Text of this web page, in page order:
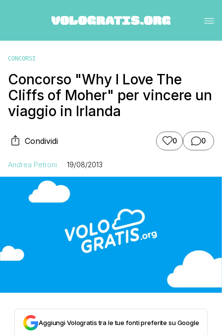
CONCORSI
Concorso "Why I Love The
Cliffs of Moher" per vincere un
viaggio in Irlanda
Condividi 0 0
Andrea Petroni 19/08/2013
Aggiungi Vologratis tra le tue fonti preferite su Google